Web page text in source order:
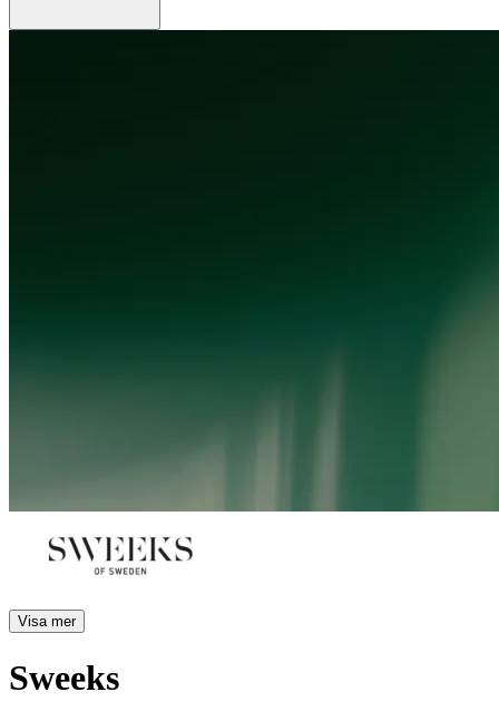
Visa mer
Sweeks